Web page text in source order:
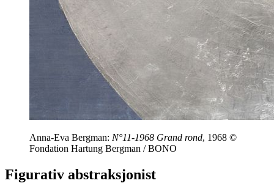
Anna-Eva Bergman: N°11-1968 Grand rond, 1968 ©
Fondation Hartung Bergman / BONO
Figurativ abstraksjonist